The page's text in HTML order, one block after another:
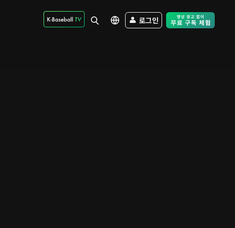
로그인 Free Trial -